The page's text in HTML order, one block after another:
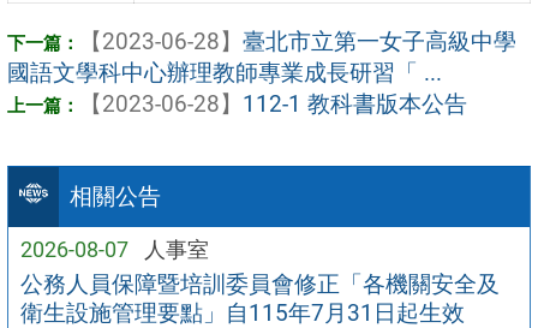
相關公告
2026-08-07 人事室
公務人員保障暨培訓委員會修正「各機關安全及
衛生設施管理要點」自115年7月31日起生效
【2023-06-28】 臺北市立第一女子高級中學
國語文學科中心辦理教師專業成長研習「 ...
【2023-06-28】 112-1 教科書版本公告